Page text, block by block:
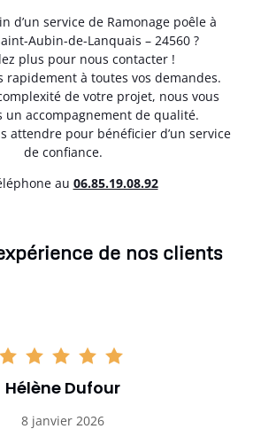
d’un service de Ramonage poêle à
Aubin-de-Lanquais – 24560 ?
plus pour nous contacter !
rapidement à toutes vos demandes.
de votre projet, nous vous
un accompagnement de qualité.
attendre pour bénéficier d’un service
de confiance.
au 06.85.19.08.92
de nos clients
Hélène Dufour
8 janvier 2026